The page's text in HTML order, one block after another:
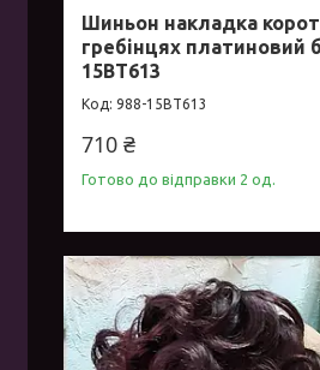
Шиньон накладка
гребінцях платиновий
15ВТ613
988-15ВТ613
710 ₴
Готово до відправки 2 од.